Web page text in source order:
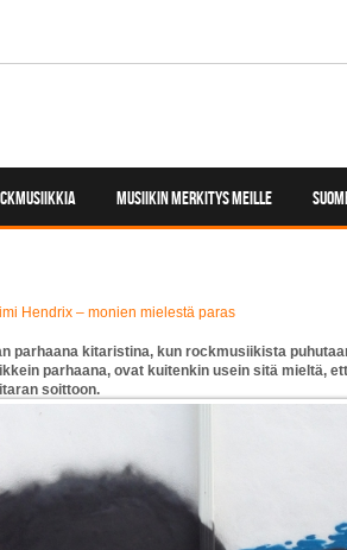
MUSIIKIN MERKITYS MEILLE
Hendrix – monien mielestä paras
parhaana kitaristina, kun rockmusiikista
parhaana, ovat kuitenkin usein sitä mieltä,
soittoon.